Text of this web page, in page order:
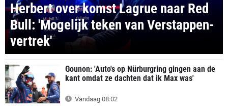
Herbert over komst Lagrue naar Red
Bull: 'Mogelijk teken van Verstappen-
vertrek'
Gounon: 'Auto's op Nürburgring gingen aan de
kant omdat ze dachten dat ik Max was'
Vandaag 08:02